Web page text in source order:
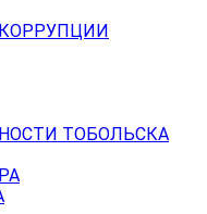
ТОБОЛЬСКА